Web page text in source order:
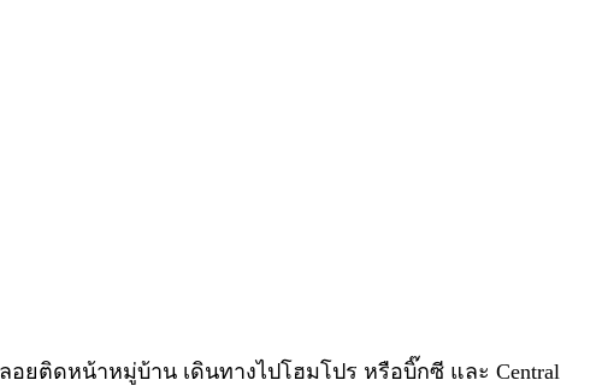
ติดหน้าหมู่บ้าน เดินทางไปโฮมโปร หรือบิ๊กซี และ Central